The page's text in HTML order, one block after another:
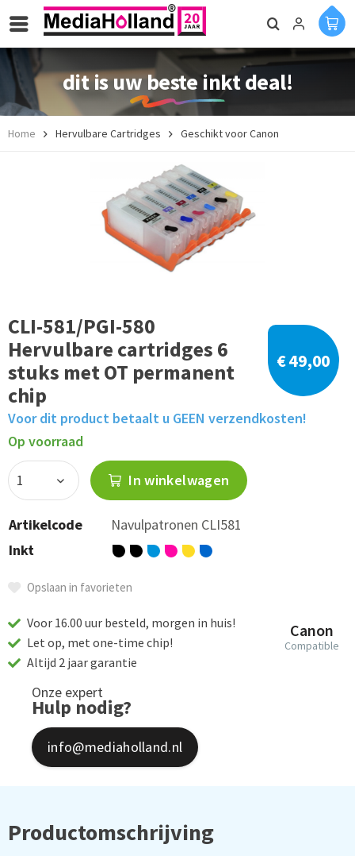
dit is uw beste inkt deal!
Home Hervulbare Cartridges Geschikt voor Canon
CLI-581/PGI-580
Hervulbare cartridges 6
stuks met OT permanent
chip
€ 49,00
Voor dit product betaalt u GEEN verzendkosten!
Op voorraad
In winkelwagen
Artikelcode
Navulpatronen CLI581
Inkt
Opslaan in favorieten
Canon
Compatible
Voor 16.00 uur besteld, morgen in huis!
Let op, met one-time chip!
Altijd 2 jaar garantie
Onze expert
Hulp nodig?
info@mediaholland.nl
Productomschrijving